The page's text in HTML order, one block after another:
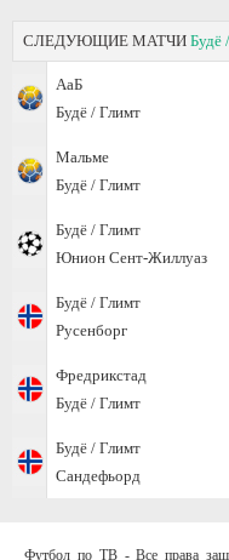
СЛЕДУЮЩИЕ МАТЧИ Будё
АаБ
Будё / Глимт
Мальме
Будё / Глимт
Будё / Глимт
Юнион Сент-Жиллуаз
Будё / Глимт
Русенборг
Фредрикстад
Будё / Глимт
Будё / Глимт
Сандефьорд
Футбол по ТВ - Все права